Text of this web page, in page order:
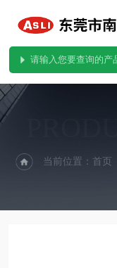
当前位置：首页